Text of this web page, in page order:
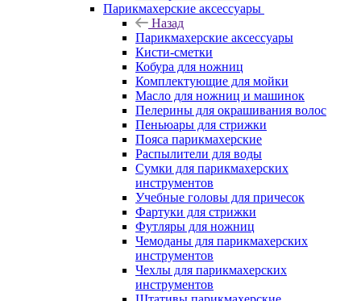
Парикмахерские аксессуары
Назад
Парикмахерские аксессуары
Кисти-сметки
Кобура для ножниц
Комплектующие для мойки
Масло для ножниц и машинок
Пелерины для окрашивания волос
Пеньюары для стрижки
Пояса парикмахерские
Распылители для воды
Сумки для парикмахерских
инструментов
Учебные головы для причесок
Фартуки для стрижки
Футляры для ножниц
Чемоданы для парикмахерских
инструментов
Чехлы для парикмахерских
инструментов